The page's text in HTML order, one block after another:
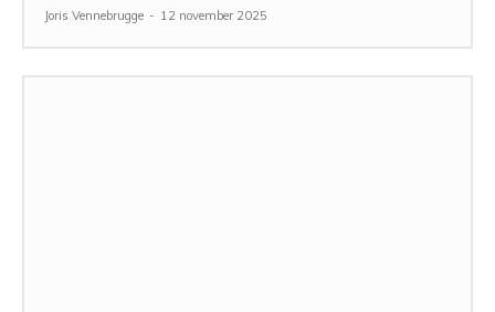
Joris Vennebrugge - 12 november 2025